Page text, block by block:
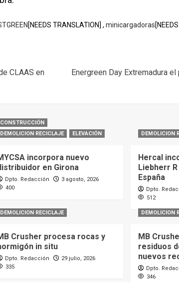
[NEEDS TRANSLATION] , minicargadoras
CLAAS en
Energreen Day Extremadura
CONSTRUCCIÓN
DEMOLICION RECICLAJE
ELEVACIÓN
incorpora nuevo
en Girona
Dpto. Redacción
3 agosto, 2026
400
DEMOLICION
Hercal
Liebherr
España
Dpto.
512
DEMOLICION RECICLAJE
Crusher procesa rocas y
in situ
Dpto. Redacción
29 julio, 2026
335
DEMOLICION
MB
residuos
nuevos
Dpto.
346